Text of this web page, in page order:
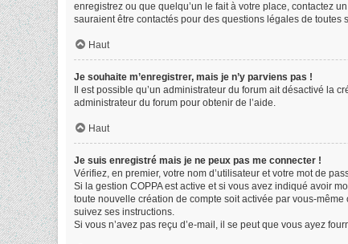
enregistrez ou que quelqu’un le fait à votre place, contactez
sauraient être contactés pour des questions légales de
Haut
Je souhaite m’enregistrer, mais je n’y parviens pas !
Il est possible qu’un administrateur du forum ait désactivé la
administrateur du forum pour obtenir de l’aide.
Haut
Je suis enregistré mais je ne peux pas me connecter !
Vérifiez, en premier, votre nom d’utilisateur et votre mot de
Si la gestion COPPA est active et si vous avez indiqué avoir
toute nouvelle création de compte soit activée par vous-
suivez ses instructions.
Si vous n’avez pas reçu d’e-mail, il se peut que vous ayez